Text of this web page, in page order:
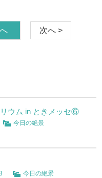
次へ >
ウム in ときメッセ⑥
今日の絶景
今日の絶景